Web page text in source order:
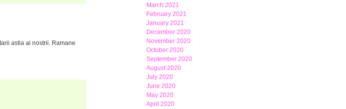
astia ai nostrii. Ramane
March 2021
February 2021
January 2021
December 2020
November 2020
October 2020
September 2020
August 2020
July 2020
June 2020
May 2020
April 2020